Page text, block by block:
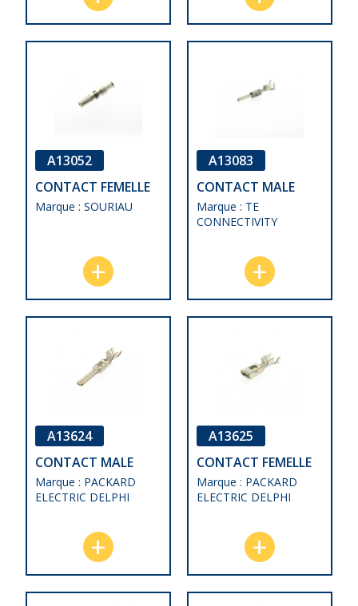
A13052
CONTACT FEMELLE
Marque : SOURIAU
A13083
CONTACT MALE
Marque : TE
CONNECTIVITY
A13624
CONTACT MALE
Marque : PACKARD
ELECTRIC DELPHI
A13625
CONTACT FEMELLE
Marque : PACKARD
ELECTRIC DELPHI